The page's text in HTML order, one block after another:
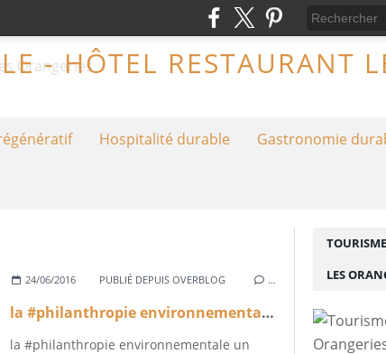
Hospitalité durable Gastronomie
24/06/2016 PUBLIÉ DEPUIS OVERBLOG …
la #philanthropie environnementale un engagement...
la #philanthropie environnementale un
LES